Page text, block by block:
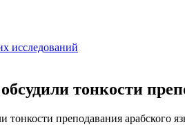
исследований
тонкости